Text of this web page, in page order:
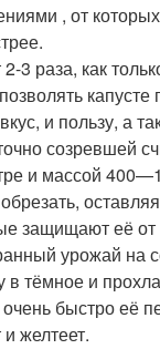
, от
3 раза, как
капусте
и пользу, а
созревшей
и массой
защищают её
урожай на
в тёмное и
быстро её
желтеет.